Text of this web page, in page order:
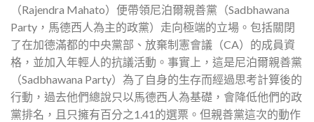
（Rajendra Mahato）便帶領尼泊爾親善黨（Sadbhawana
Party，馬德西人為主的政黨）走向極端的立場。包括關閉
了在加德滿都的中央黨部、放棄制憲會議（CA）的成員資
格，並加入年輕人的抗議活動。事實上，這是尼泊爾親善黨
（Sadbhawana Party）為了自身的生存而經過思考計算後的
行動，過去他們總說只以馬德西人為基礎，會降低他們的政
黨排名，且只擁有百分之1.41的選票。但親善黨這次的動作